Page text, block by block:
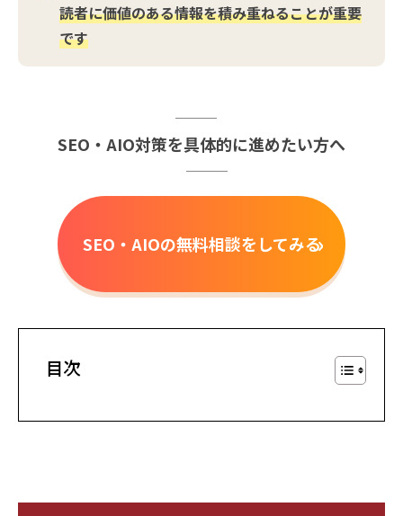
読者に価値のある情報を積み重ねることが重要
です
SEO・AIO対策を具体的に進めたい方へ
SEO・AIOの無料相談をしてみる›
目次